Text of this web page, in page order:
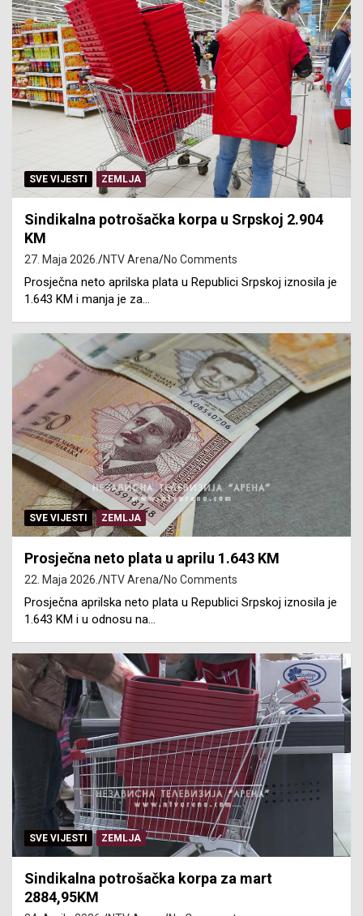
SVE VIJESTI ZEMLJA
Sindikalna potrošačka korpa u Srpskoj 2.904
KM
27. Maja 2026. NTV Arena No Comments
Prosječna neto aprilska plata u Republici Srpskoj iznosila je
1.643 KM i manja je za…
SVE VIJESTI ZEMLJA
Prosječna neto plata u aprilu 1.643 KM
22. Maja 2026. NTV Arena No Comments
Prosječna aprilska neto plata u Republici Srpskoj iznosila je
1.643 KM i u odnosu na…
SVE VIJESTI ZEMLJA
Sindikalna potrošačka korpa za mart
2884,95KM